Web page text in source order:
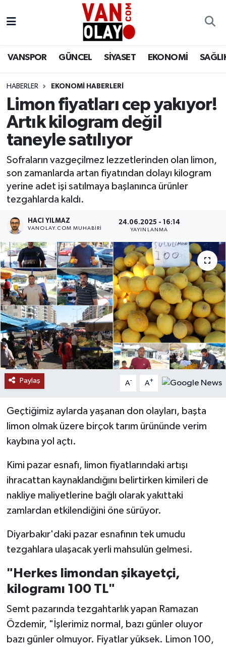
VANSPOR GÜNCEL SİYASET EKONOMİ
HABERLER EKONOMİ HABERLERİ
Limon fiyatları cep yakıyor!
Artık kilogram değil
taneyle satılıyor
Sofraların vazgeçilmez lezzetlerinden olan limon,
son zamanlarda artan fiyatından dolayı kilogram
yerine adet işi satılmaya başlanınca ürünler
tezgahlarda kaldı.
HACI YILMAZ
VANOLAY.COM MUHABIRI
24.06.2025 - 16:14
YAYINLANMA
Paylaş A- A+
Geçtiğimiz aylarda yaşanan don olayları, başta
limon olmak üzere birçok tarım ürününde verim
kaybına yol açtı.
Kimi pazar esnafı, limon fiyatlarındaki artışı
ihracattan kaynaklandığını belirtirken kimileri de
nakliye maliyetlerine bağlı olarak yakıttaki
zamlardan etkilendiğini öne sürüyor.
Diyarbakır'daki pazar esnafının tek umudu
tezgahlara ulaşacak yerli mahsulün gelmesi.
"Herkes limondan şikayetçi,
kilogramı 100 TL"
Semt pazarında tezgahtarlık yapan Ramazan
Özdemir, "İşlerimiz normal, bazı günler oluyor
bazı günler olmuyor. Fiyatlar yüksek. Limon 100,
Siyaset
Ekonomi
Sağlık
Bilim & Teknoloji
Dünya
RESMİ İLANLAR
Van Nöbetçi Eczaneler
Van Namaz Vakitleri
Van Trafik Yoğunluk Haritası
Süper Lig Puan Durumu ve Fikstür
Tüm Manşetler
Son Dakika Haberleri
Haber Arşivi